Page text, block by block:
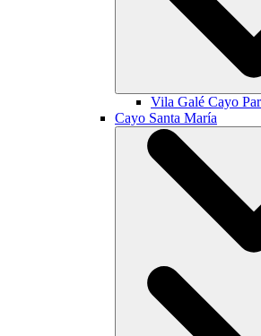
Vila Galé Cayo
Cayo Santa María